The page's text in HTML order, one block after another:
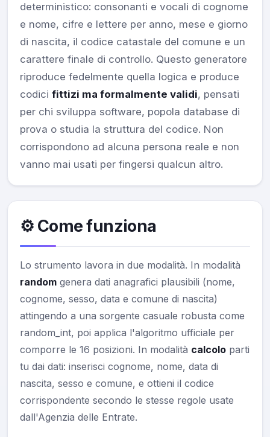
deterministico: consonanti e vocali di cognome
e nome, cifre e lettere per anno, mese e giorno
di nascita, il codice catastale del comune e un
carattere finale di controllo. Questo generatore
riproduce fedelmente quella logica e produce
codici fittizi ma formalmente validi, pensati
per chi sviluppa software, popola database di
prova o studia la struttura del codice. Non
corrispondono ad alcuna persona reale e non
vanno mai usati per fingersi qualcun altro.
⚙️ Come funziona
Lo strumento lavora in due modalità. In modalità
random genera dati anagrafici plausibili (nome,
cognome, sesso, data e comune di nascita)
attingendo a una sorgente casuale robusta come
random_int, poi applica l'algoritmo ufficiale per
comporre le 16 posizioni. In modalità calcolo parti
tu dai dati: inserisci cognome, nome, data di
nascita, sesso e comune, e ottieni il codice
corrispondente secondo le stesse regole usate
dall'Agenzia delle Entrate.